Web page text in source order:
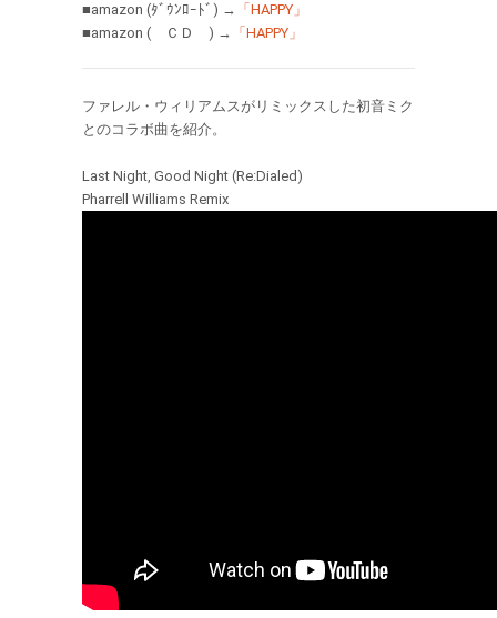
■amazon (ﾀﾞｳﾝﾛｰﾄﾞ) → 「HAPPY」
■amazon ( ＣＤ ) → 「HAPPY」
ファレル・ウィリアムスがリミックスした初音ミク
とのコラボ曲を紹介。
Last Night, Good Night (Re:Dialed)
Pharrell Williams Remix